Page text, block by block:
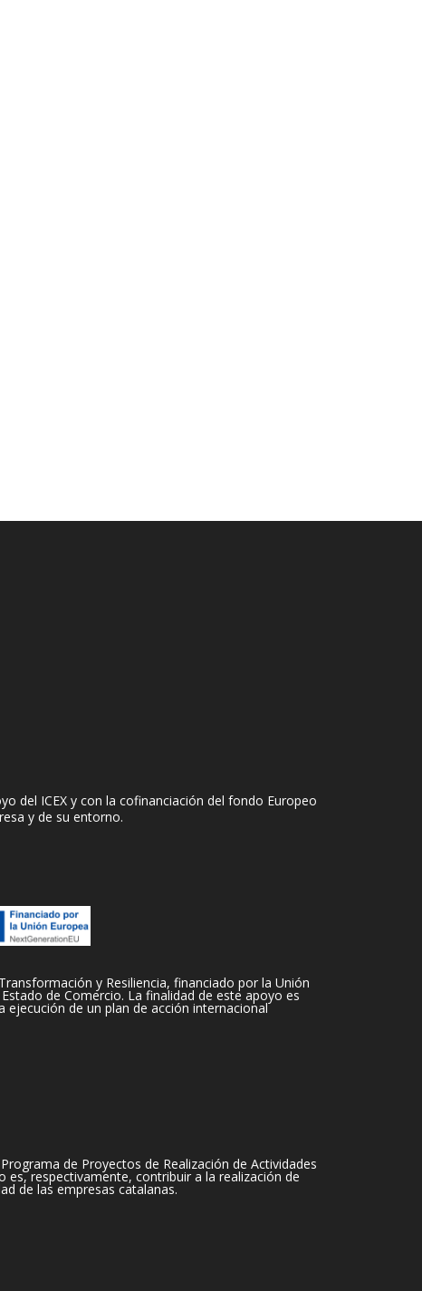
del ICEX y con la cofinanciación del fondo Europeo
y de su entorno.
y Resiliencia, financiado por la Unión
de Comercio. La finalidad de este apoyo es
de un plan de acción internacional
de Proyectos de Realización de Actividades
respectivamente, contribuir a la realización de
de las empresas catalanas.